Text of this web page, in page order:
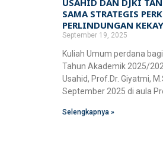
JadiPeople
USAHID DAN DJKI
SAMA STRATEGIS
PERLINDUNGAN
September 19, 2025
Kuliah Umum perdana
Tahun Akademik 2025/
Usahid, Prof.Dr. Giyatmi,
September 2025 di aula
Selengkapnya »